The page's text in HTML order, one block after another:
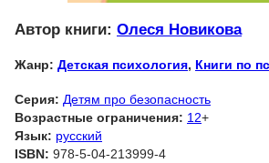
Автор книги: Олеся Новикова
Жанр: Детская психология, Книги по
Серия: Детям про безопасность
Возрастные ограничения: 12+
Язык: русский
ISBN: 978-5-04-213999-4